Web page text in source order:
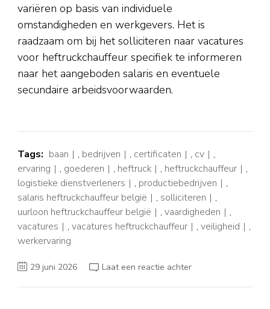
variëren op basis van individuele
omstandigheden en werkgevers. Het is
raadzaam om bij het solliciteren naar vacatures
voor heftruckchauffeur specifiek te informeren
naar het aangeboden salaris en eventuele
secundaire arbeidsvoorwaarden.
Tags: baan , bedrijven , certificaten , cv
,
ervaring
, goederen , heftruck , heftruckchauffeur
,
logistieke dienstverleners
, productiebedrijven
,
salaris heftruckchauffeur belgië
, solliciteren
,
uurloon heftruckchauffeur belgië
, vaardigheden
,
vacatures
, vacatures heftruckchauffeur , veiligheid
,
werkervaring
29 juni 2026 Laat een reactie achterop